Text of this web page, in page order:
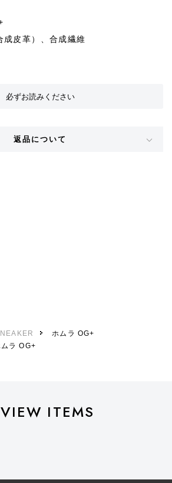
成皮革）、合成繊維
必ずお読みください
返品について
ホムラ OG+
ラ OG+
ITEMS